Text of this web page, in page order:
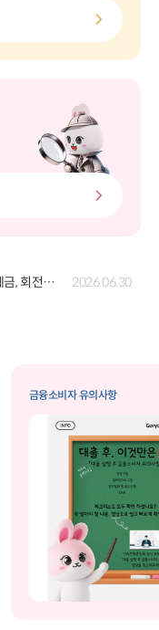
고려저축은행 정기예금, GPS정기예금, 회전정기예금, GPS회전정기예금, 자유적립예금, 퇴직연금정기예금, 보고파플러스 파킹통장(기업포함)의 금리 변경 공시
2026.06.30
금융소비자 유의사항